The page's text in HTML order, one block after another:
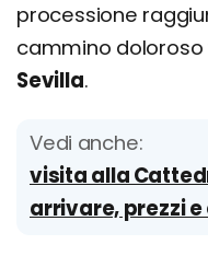
processione
cammino doloroso
Sevilla.
Vedi anche:
visita alla
arrivare, prezzi